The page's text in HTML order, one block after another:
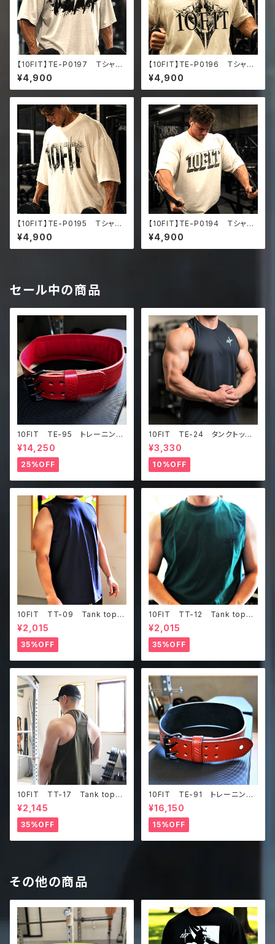
【10FIT】TE-P0197 Ｔシャ
ツ トレーニング 筋トレ 10F
ITアートデザイン Oversize
d faded t-shirt
¥4,900
【10FIT】TE-P0196 Ｔシャ
ツ トレーニング 筋トレ 10F
ITアートデザイン Oversize
d faded t-shirt
¥4,900
【10FIT】TE-P0195 Ｔシャ
ツ トレーニング 筋トレ 10F
ITアートデザイン Oversize
d faded t-shirt
¥4,900
【10FIT】TE-P0194 Ｔシャ
ツ トレーニング 筋トレ 10F
ITアートデザイン Oversize
d faded t-shirt
¥4,900
セール中の商品
10FIT TE-95 トレーニング
ベルト リフティングベルト パ
ワーベルト レザー ワインレ
ッド lifting belt power b
elt
¥14,250
25%OFF
10FIT TE-24 タンクトッ
プ メッシュ ジムウェア トレ
ーニング 筋トレ 黒 Tankt
op
¥3,330
10%OFF
10FIT TT-09 Tank top
タンクトップ ジムウェア トレ
ーニング 筋トレ 紺
¥2,015
35%OFF
10FIT TT-12 Tank top
タンクトップ ジムウェア トレ
ーニング 筋トレ ダークグリ
ーン
¥2,015
35%OFF
10FIT TT-17 Tank top
タンクトップ ジムウェア トレ
ーニング 筋トレ カーキ
¥2,145
35%OFF
10FIT TE-91 トレーニング
ベルト リフティングベルト パ
ワーベルト レザー ブラウ
ン lifting belt power belt
¥16,150
15%OFF
その他の商品